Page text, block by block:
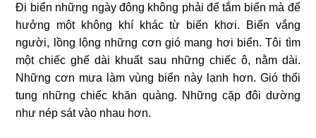
Đi biển những ngày đông không phải để tắm biển mà để
hưởng một không khí khác từ biển khơi. Biển vắng
người, lồng lộng những cơn gió mang hơi biển. Tôi tìm
một chiếc ghế dài khuất sau những chiếc ô, nằm dài.
Những cơn mưa làm vùng biển này lạnh hơn. Gió thổi
tung những chiếc khăn quàng. Những cặp đôi dường
như nép sát vào nhau hơn.